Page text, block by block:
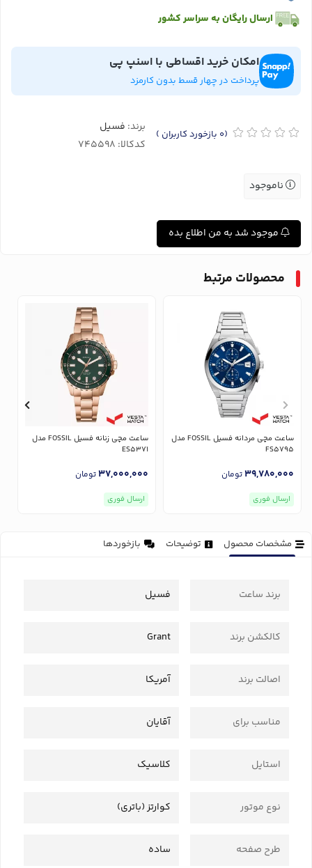
ارسال رایگان به سراسر کشور
امکان خرید اقساطی با اسنپ پی
پرداخت در چهار قسط بدون کارمزد
(0 بازخورد کاربران ) برند: فسیل
کدکالا:
ناموجود
موجود شد به من اطلاع بده
محصولات مرتبط
ساعت مچی مردانه فسیل FOSSIL مدل
FS5795
39,780,000تومان
ارسال فوری
ساعت مچی زنانه فسیل FOSSIL مدل
ES5371
37,000,000تومان
ارسال فوری
مشخصات محصول توضیحات بازخوردها
برند ساعت فسیل
کالکشن برند Grant
اصالت برند آمریکا
مناسب برای آقایان
استایل کلاسیک
نوع موتور کوارتز (باتری)
طرح صفحه ساده